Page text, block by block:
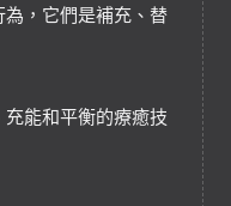
，它們是補充、替
能和平衡的療癒技